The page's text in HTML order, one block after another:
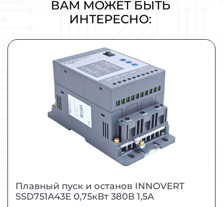
ВАМ МОЖЕТ БЫТЬ
ИНТЕРЕСНО:
Плавный пуск и останов INNOVERT
SSD751A43E 0,75кВт 380В 1,5А
Плавный пуск и останов INNOVERT
SSD751A43E 0,75кВт 380В 1,5А
УПП для промышленных применений малой и
средней мощности.
МОЩНОСТЬ
ЗАКАЗАТЬ ПОДРОБНЕЕ